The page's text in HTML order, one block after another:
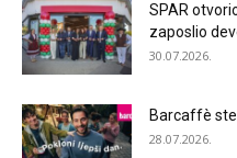
SPAR
zaposlio
30.07.2026.
Barcaffè
28.07.2026.